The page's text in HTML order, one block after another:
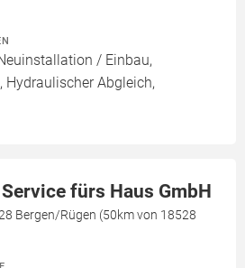
/ Einbau,
Hydraulischer Abgleich,
fürs Haus GmbH
Bergen/Rügen (50km von 18528